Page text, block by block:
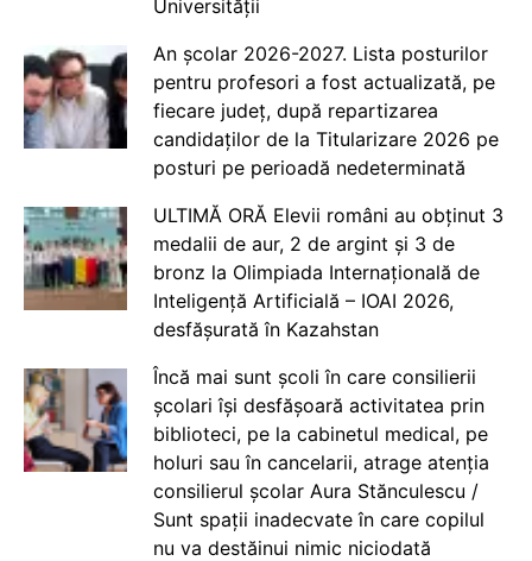
Universității
An școlar 2026-2027. Lista posturilor
pentru profesori a fost actualizată, pe
fiecare județ, după repartizarea
candidaților de la Titularizare 2026 pe
posturi pe perioadă nedeterminată
ULTIMĂ ORĂ Elevii români au obținut 3
medalii de aur, 2 de argint și 3 de
bronz la Olimpiada Internațională de
Inteligență Artificială – IOAI 2026,
desfășurată în Kazahstan
Încă mai sunt școli în care consilierii
școlari își desfășoară activitatea prin
biblioteci, pe la cabinetul medical, pe
holuri sau în cancelarii, atrage atenția
consilierul școlar Aura Stănculescu /
Sunt spații inadecvate în care copilul
nu va destăinui nimic niciodată